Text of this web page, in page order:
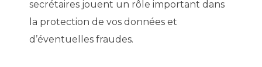
secrétaires jouent un rôle important dans
la protection de vos données et
d’éventuelles fraudes.